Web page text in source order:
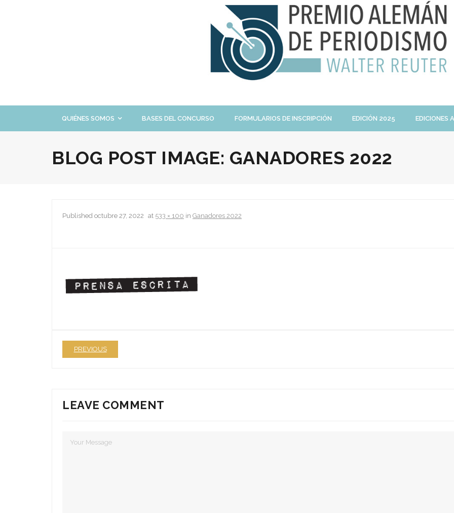
QUIÉNES SOMOS BASES DEL CONCURSO FORMULARIOS DE INSCRIPCIÓN EDICIÓN 2025 EDICIONES
BLOG POST IMAGE: GANADORES 2022
Published octubre 27, 2022 at 533 × 100 in Ganadores 2022
PREVIOUS
LEAVE COMMENT